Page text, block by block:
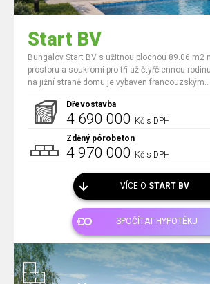
Start BV
Bungalov Start BV s užitnou plochou 89.06 m2
prostoru a soukromí pro tří až čtyřčlennou
na jižní straně domu je vybaven francouzským..
Dřevostavba
4 690 000 Kč s DPH
Zděný pórobeton
4 970 000 Kč s DPH
VÍCE O START BV
SPOČÍTAT HYPOTÉKU